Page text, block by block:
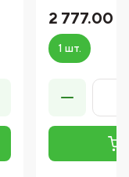
2 777.00 ₽
1 шт.